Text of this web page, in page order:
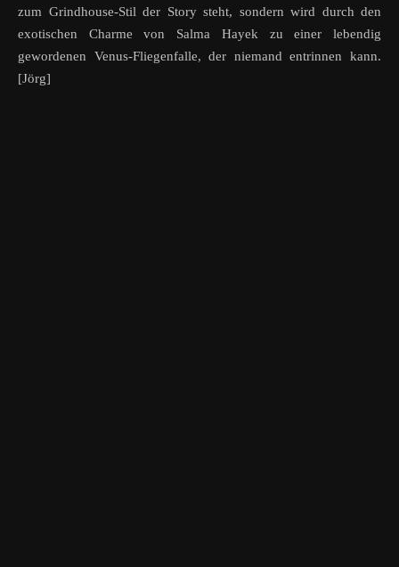
zum Grindhouse-Stil der Story steht, sondern wird durch den
exotischen Charme von Salma Hayek zu einer lebendig
gewordenen Venus-Fliegenfalle, der niemand entrinnen kann.
[Jörg]